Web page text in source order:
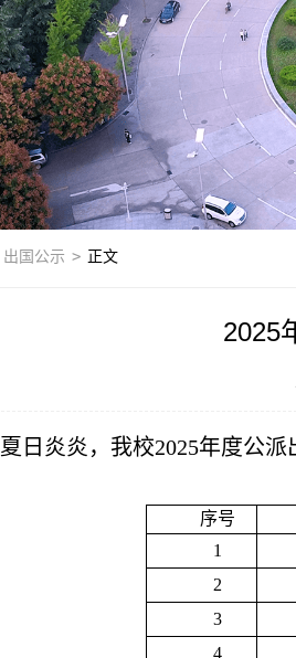
出国公示 > 正文
2025
夏日炎炎，我校2025年度公
序号
1
2
3
4